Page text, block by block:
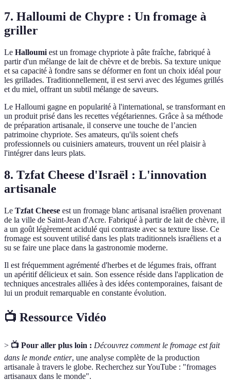
7. Halloumi de Chypre : Un fromage à
griller
Le Halloumi est un fromage chypriote à pâte fraîche, fabriqué à
partir d'un mélange de lait de chèvre et de brebis. Sa texture unique
et sa capacité à fondre sans se déformer en font un choix idéal pour
les grillades. Traditionnellement, il est servi avec des légumes grillés
et du miel, offrant un subtil mélange de saveurs.
Le Halloumi gagne en popularité à l'international, se transformant en
un produit prisé dans les recettes végétariennes. Grâce à sa méthode
de préparation artisanale, il conserve une touche de l’ancien
patrimoine chypriote. Ses amateurs, qu'ils soient chefs
professionnels ou cuisiniers amateurs, trouvent un réel plaisir à
l'intégrer dans leurs plats.
8. Tzfat Cheese d'Israël : L'innovation
artisanale
Le Tzfat Cheese est un fromage blanc artisanal israélien provenant
de la ville de Saint-Jean d'Acre. Fabriqué à partir de lait de chèvre, il
a un goût légèrement acidulé qui contraste avec sa texture lisse. Ce
fromage est souvent utilisé dans les plats traditionnels israéliens et a
su se faire une place dans la gastronomie moderne.
Il est fréquemment agrémenté d'herbes et de légumes frais, offrant
un apéritif délicieux et sain. Son essence réside dans l'application de
techniques ancestrales alliées à des idées contemporaines, faisant de
lui un produit remarquable en constante évolution.
📺 Ressource Vidéo
> 📺 Pour aller plus loin : Découvrez comment le fromage est fait
dans le monde entier, une analyse complète de la production
artisanale à travers le globe. Recherchez sur YouTube : "fromages
artisanaux dans le monde".